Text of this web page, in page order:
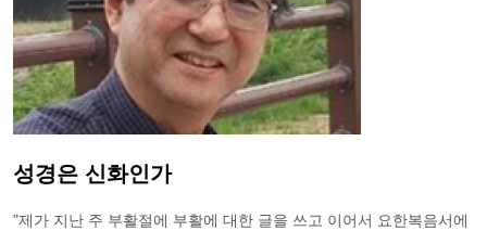
성경은 신화인가
"제가 지난 주 부활절에 부활에 대한 글을 쓰고 이어서 요한복음서에